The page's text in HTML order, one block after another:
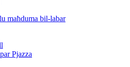
maħduma bil-labar
Pjazza